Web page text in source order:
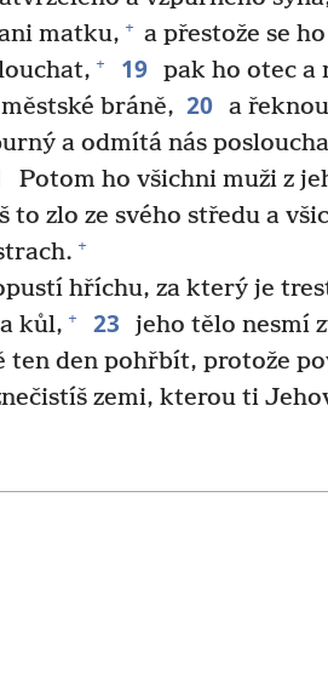
matku, + a přestože se
+ 19 pak ho otec a
bráně, 20 a
a odmítá nás
Potom ho všichni muži z
zlo ze svého středu a
+
hříchu, za který je
kůl, + 23
jeho tělo nesmí
ten den pohřbít, protože
zemi, kterou ti